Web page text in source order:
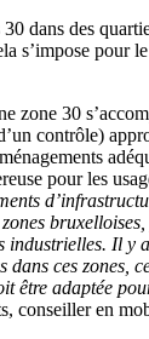
dans des
s’impose pour
zone 30
contrôle)
pour les
industrielles. Il y
dans ces zones,
être adaptée
conseiller en